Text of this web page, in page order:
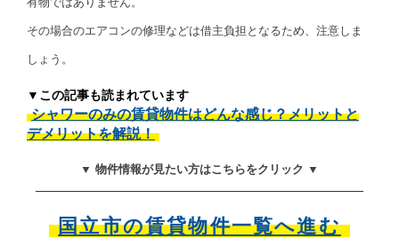
その場合のエアコンの修理などは借主負担となるため、注意しま
しょう。
▼この記事も読まれています
シャワーのみの賃貸物件はどんな感じ？メリットと
デメリットを解説！
▼ 物件情報が見たい方はこちらをクリック ▼
国立市の賃貸物件一覧へ進む